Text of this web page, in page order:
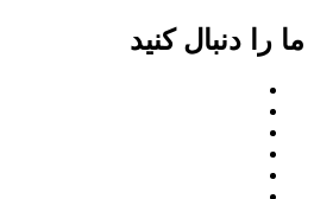
ما را دنبال کنید